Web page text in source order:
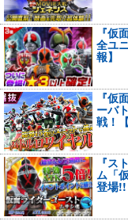
『仮
全ユ
報】
『仮
ーバ
戦！
『ス
ム「
登場!!